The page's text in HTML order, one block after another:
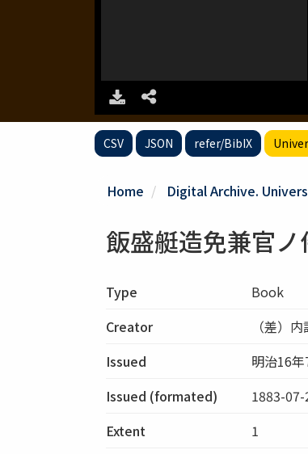
CSV JSON refer/BibIX
Home Digital Archive.
飯盛艇造免兼官ノ
Type
Book
Creator
（差）
Issued
明治16
Issued (formated)
1883-07-
Extent
1